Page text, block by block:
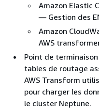
Amazon Elastic
— Gestion des
Amazon
AWS
Point de
tables de routage
AWS Transform
pour charger les
le cluster Neptune.